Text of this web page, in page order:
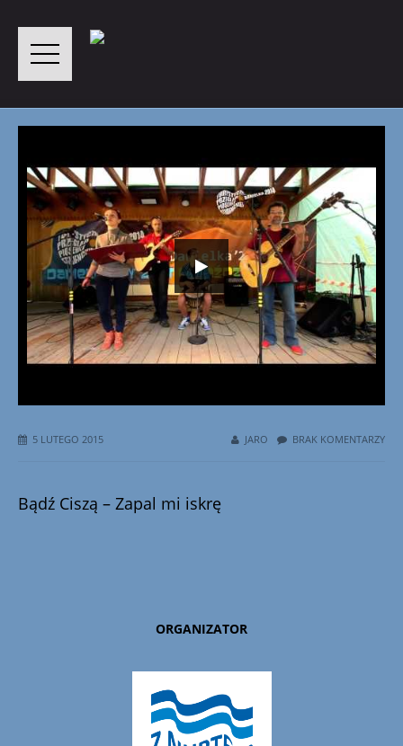
5 LUTEGO 2015 BRAK KOMENTARZY
JARO
Bądź Ciszą – Zapal mi iskrę
ORGANIZATOR